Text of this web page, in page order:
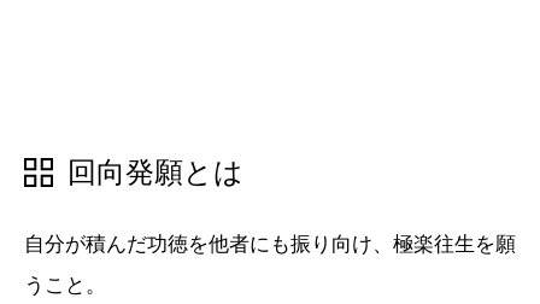
回向発願とは
自分が積んだ功徳を他者にも振り向け、極楽往生を願
うこと。